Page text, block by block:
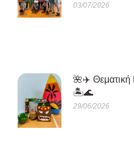
03/07/2026
🌺✈️ Θεματική
🏝️🌊
29/06/2026